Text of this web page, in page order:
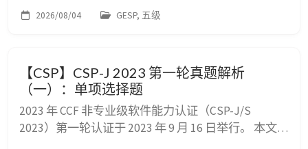
索优化为二分查找的能力以及大整数累加防溢出的技
其中第 $i$ 所学校的预计分数线为 $a_i$。有 $n$ 位
学生，其中...
2026/08/04 GESP, 五级
【CSP】CSP-J 2023 第一轮真题解析
（一）：单项选择题
2023 年 CCF 非专业级软件能力认证（CSP-J/S
2023）第一轮认证于 2023 年 9 月 16 日举行。 本文为